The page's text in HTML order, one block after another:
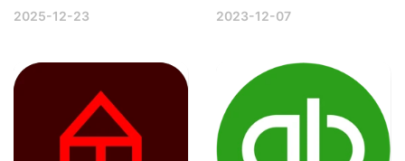
2025-12-23 2023-12-07